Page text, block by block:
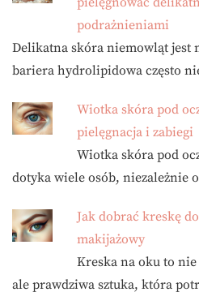
podrażnieniami
Delikatna skóra niemowląt jest
bariera hydrolipidowa często
Wiotka skóra pod
pielęgnacja i zabiegi
Wiotka skóra pod
dotyka wiele osób, niezależnie
Jak dobrać kreskę
makijażowy
Kreska na oku to
ale prawdziwa sztuka, która